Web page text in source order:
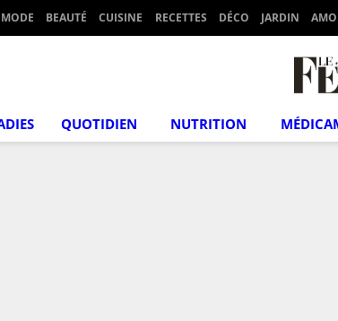
MODE BEAUTÉ CUISINE RECETTES DÉCO JARDIN
QUOTIDIEN NUTRITION